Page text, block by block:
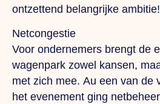
ontzettend belangrijke
Netcongestie
Voor ondernemers brengt de
wagenpark zowel kansen,
met zich mee. Au een van de
het evenement ging